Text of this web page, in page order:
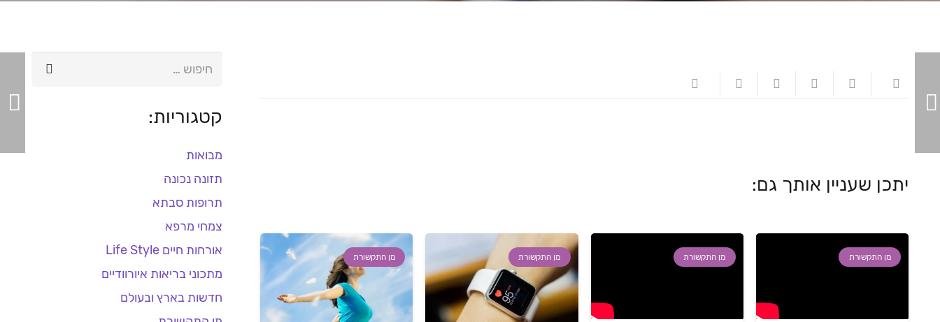
יתכן שעניין אותך גם:
מן התקשורת מן התקשורת מן התקשורת מן התקשורת מן התקשורת
קטגוריות:
מבואות
תזונה נכונה
תרופות סבתא
צמחי מרפא
אורחות חיים Life Style
מתכוני בריאות איורוודיים
חדשות בארץ ובעולם